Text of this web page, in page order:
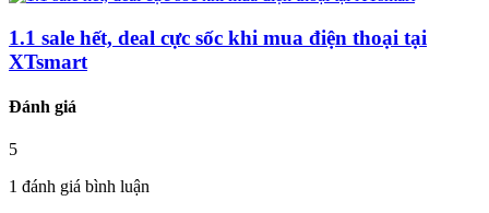
1.1 sale hết, deal cực sốc khi mua điện thoại tại
XTsmart
Đánh giá
5
1 đánh giá bình luận